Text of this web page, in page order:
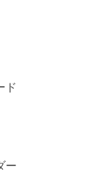
ド
ー